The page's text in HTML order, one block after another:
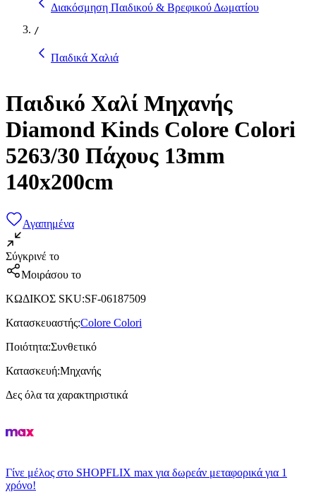
Διακόσμηση Παιδικού & Βρεφικού Δωματίου
/
Παιδικά Χαλιά
Παιδικό Χαλί Μηχανής
Diamond Kinds Colore Colori
5263/30 Πάχους 13mm
140x200cm
Αγαπημένα
Σύγκρινέ το
Μοιράσου το
ΚΩΔΙΚΟΣ SKU:SF-06187509
Κατασκευαστής:Colore Colori
Ποιότητα:Συνθετικό
Κατασκευή:Μηχανής
Δες όλα τα χαρακτηριστικά
Γίνε μέλος στο SHOPFLIX max για δωρεάν μεταφορικά για 1
χρόνο!